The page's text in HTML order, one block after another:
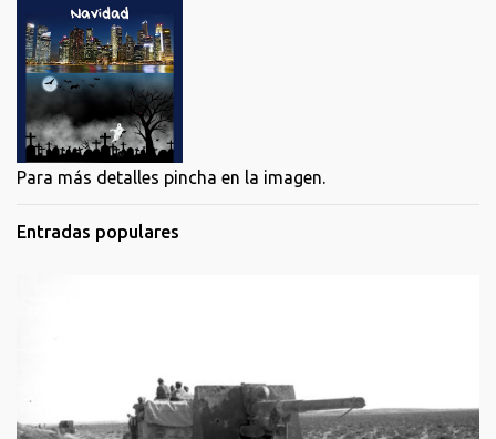
Para más detalles pincha en la imagen.
Entradas populares